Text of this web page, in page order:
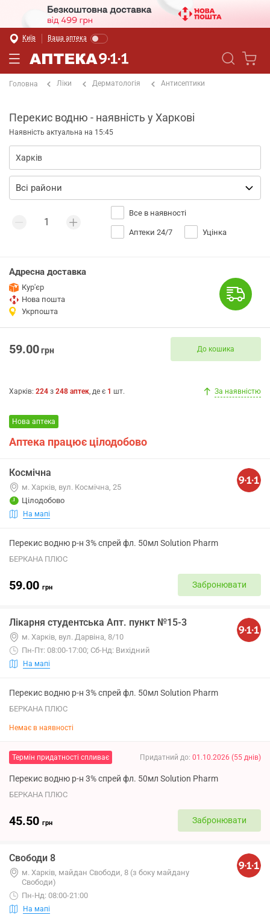
Київ Ваша аптека
Головна Ліки Дерматологія Антисептики
Перекис водню - наявність у Харкові
Наявність актуальна на 15:45
Все в наявності
Аптеки 24/7 Уцінка
Адресна доставка
Кур'єр
Нова пошта
Укрпошта
59.00грн До кошика
Харків: 224 з 248 аптек, де є 1 шт. За наявністю
Нова аптека
Аптека працює цілодобово
Космічна
м. Харків, вул. Космічна, 25
Цілодобово
На мапі
Перекис водню р-н 3% спрей фл. 50мл Solution Pharm
БЕРКАНА ПЛЮС
59.00 грн Забронювати
Лікарня студентська Апт. пункт №15-3
м. Харків, вул. Дарвіна, 8/10
Пн-Пт: 08:00-17:00; Сб-Нд: Вихідний
На мапі
Перекис водню р-н 3% спрей фл. 50мл Solution Pharm
БЕРКАНА ПЛЮС
Немає в наявності
Термін придатності спливає Придатний до: 01.10.2026 (55 днів)
Перекис водню р-н 3% спрей фл. 50мл Solution Pharm
БЕРКАНА ПЛЮС
45.50 грн Забронювати
Свободи 8
м. Харків, майдан Свободи, 8 (з боку майдану
Свободи)
Пн-Нд: 08:00-21:00
На мапі